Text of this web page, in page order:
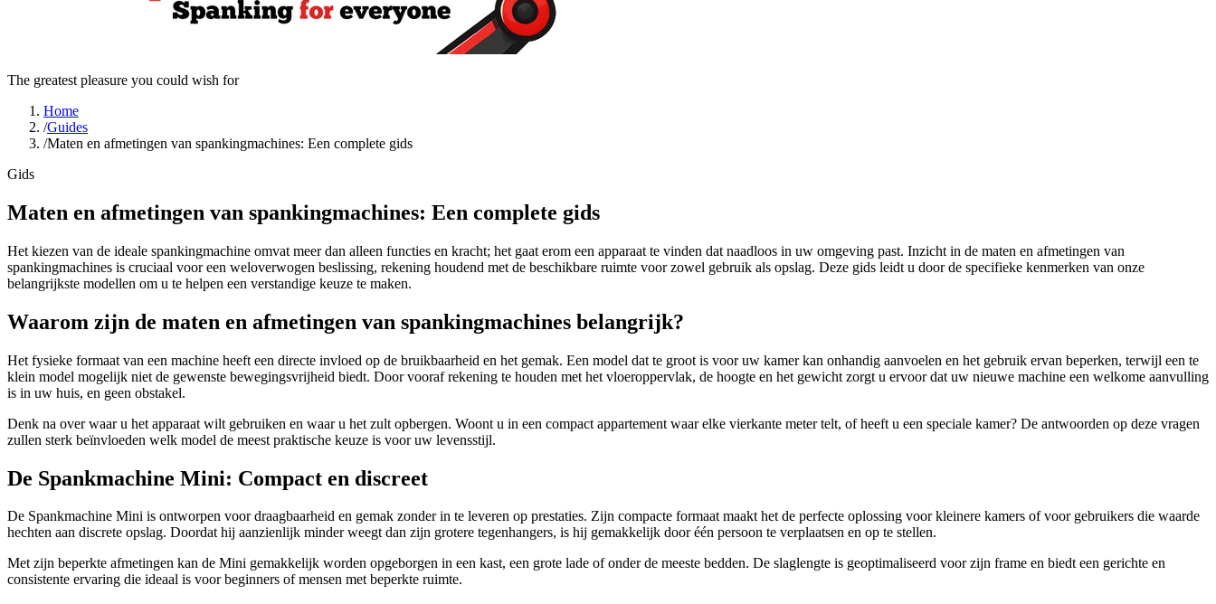
The greatest pleasure you could wish for
Home
/Guides
/Maten en afmetingen van spankingmachines: Een complete gids
Gids
Maten en afmetingen van spankingmachines: Een complete gids
Het kiezen van de ideale spankingmachine omvat meer dan alleen functies en kracht; het gaat erom een apparaat te vinden dat naadloos in uw omgeving past. Inzicht in de maten en afmetingen van
spankingmachines is cruciaal voor een weloverwogen beslissing, rekening houdend met de beschikbare ruimte voor zowel gebruik als opslag. Deze gids leidt u door de specifieke kenmerken van onze
belangrijkste modellen om u te helpen een verstandige keuze te maken.
Waarom zijn de maten en afmetingen van spankingmachines belangrijk?
Het fysieke formaat van een machine heeft een directe invloed op de bruikbaarheid en het gemak. Een model dat te groot is voor uw kamer kan onhandig aanvoelen en het gebruik ervan beperken, terwijl een te
klein model mogelijk niet de gewenste bewegingsvrijheid biedt. Door vooraf rekening te houden met het vloeroppervlak, de hoogte en het gewicht zorgt u ervoor dat uw nieuwe machine een welkome aanvulling
is in uw huis, en geen obstakel.
Denk na over waar u het apparaat wilt gebruiken en waar u het zult opbergen. Woont u in een compact appartement waar elke vierkante meter telt, of heeft u een speciale kamer? De antwoorden op deze vragen
zullen sterk beïnvloeden welk model de meest praktische keuze is voor uw levensstijl.
De Spankmachine Mini: Compact en discreet
De Spankmachine Mini is ontworpen voor draagbaarheid en gemak zonder in te leveren op prestaties. Zijn compacte formaat maakt het de perfecte oplossing voor kleinere kamers of voor gebruikers die waarde
hechten aan discrete opslag. Doordat hij aanzienlijk minder weegt dan zijn grotere tegenhangers, is hij gemakkelijk door één persoon te verplaatsen en op te stellen.
Met zijn beperkte afmetingen kan de Mini gemakkelijk worden opgeborgen in een kast, een grote lade of onder de meeste bedden. De slaglengte is geoptimaliseerd voor zijn frame en biedt een gerichte en
consistente ervaring die ideaal is voor beginners of mensen met beperkte ruimte.